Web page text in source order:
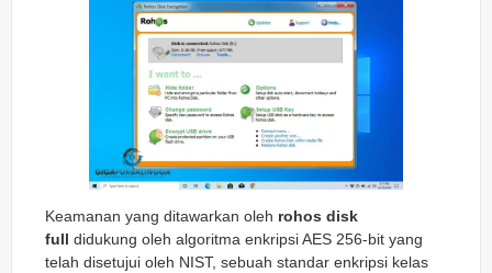
Keamanan yang ditawarkan oleh rohos disk
full didukung oleh algoritma enkripsi AES 256-bit yang
telah disetujui oleh NIST, sebuah standar enkripsi kelas